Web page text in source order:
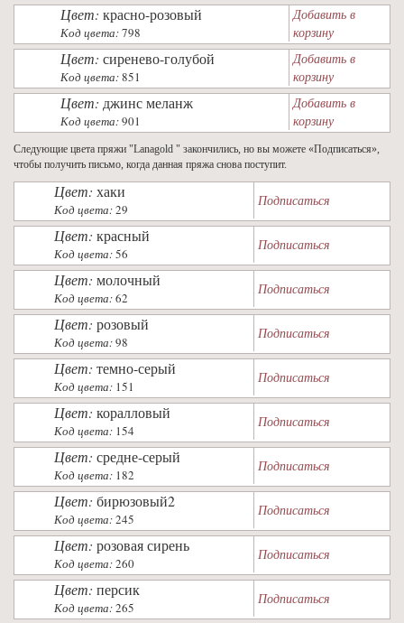
Цвет: красно-розовый
Код цвета:798
Добавить в
корзину
Цвет: сиренево-голубой
Код цвета:851
Добавить в
корзину
Цвет: джинс меланж
Код цвета:901
Добавить в
корзину
Следующие цвета пряжи "Lanagold " закончились, но вы можете «Подписаться»,
чтобы получить письмо, когда данная пряжа снова поступит.
Цвет: хаки
Код цвета:29
Подписаться
Цвет: красный
Код цвета:56
Подписаться
Цвет: молочный
Код цвета:62
Подписаться
Цвет: розовый
Код цвета:98
Подписаться
Цвет: темно-серый
Код цвета: 151
Подписаться
Цвет: коралловый
Код цвета: 154
Подписаться
Цвет: средне-серый
Код цвета: 182
Подписаться
Цвет: бирюзовый2
Код цвета:245
Подписаться
Цвет: розовая сирень
Код цвета:260
Подписаться
Цвет: персик
Код цвета:265
Подписаться